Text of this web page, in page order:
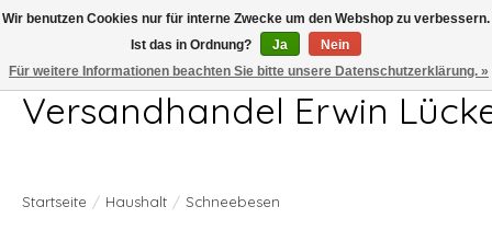
Telefon 04407 715872 MO-DO 7.00-17.00Uhr FR 7.00-13.00Uhr
Versandhandel Erwin
Startseite / Haushalt / Schneebesen
Wir benutzen Cookies nur für interne Zwecke um den Webshop zu verbessern.
Ist das in Ordnung?
Ja
Nein
Für weitere Informationen beachten Sie bitte unsere Datenschutzerklärung. »